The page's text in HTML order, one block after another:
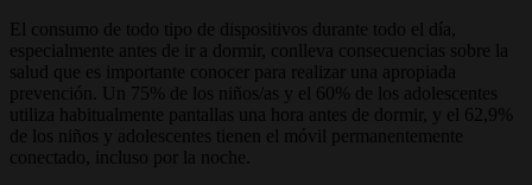
El consumo de todo tipo de dispositivos durante todo el día,
especialmente antes de ir a dormir, conlleva consecuencias sobre la
salud que es importante conocer para realizar una apropiada
prevención. Un 75% de los niños/as y el 60% de los adolescentes
utiliza habitualmente pantallas una hora antes de dormir, y el 62,9%
de los niños y adolescentes tienen el móvil permanentemente
conectado, incluso por la noche.